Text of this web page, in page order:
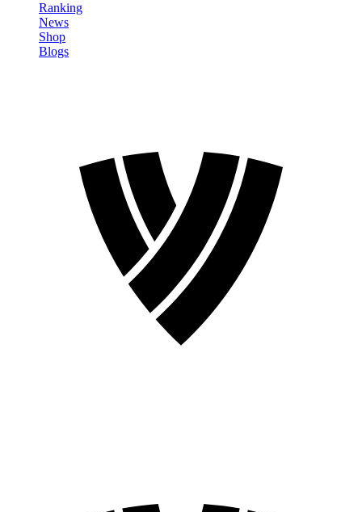
Ranking
News
Shop
Blogs